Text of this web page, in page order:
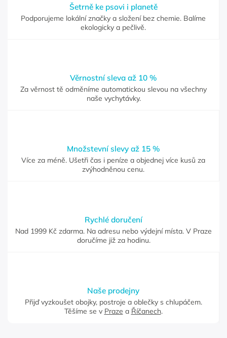
Šetrně ke psovi i planetě
Podporujeme lokální značky a složení bez chemie. Balíme
ekologicky a pečlivě.
Věrnostní sleva až 10 %
Za věrnost tě odměníme automatickou slevou na všechny
naše vychytávky.
Množstevní slevy až 15 %
Více za méně. Ušetři čas i peníze a objednej více kusů za
zvýhodněnou cenu.
Rychlé doručení
Nad 1999 Kč zdarma. Na adresu nebo výdejní místa. V Praze
doručíme již za hodinu.
Naše prodejny
Přijď vyzkoušet obojky, postroje a oblečky s chlupáčem.
Těšíme se v Praze a Říčanech.